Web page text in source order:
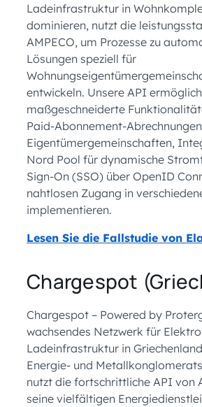
Ladeinfrastruktur in
dominieren, nutzt die
AMPECO, um Prozesse zu
Lösungen speziell für
entwickeln. Unsere API
maßgeschneiderte
Paid-Abonnement-
Eigentümergemeinschaften,
Nord Pool für dynamische
Sign-On (SSO) über OpenID
nahtlosen Zugang in
implementieren.
Lesen Sie die Fallstudie von
Chargespot
Chargespot – Powered by
wachsendes Netzwerk für
Ladeinfrastruktur in
Energie- und
nutzt die fortschrittliche API von
seine vielfältigen